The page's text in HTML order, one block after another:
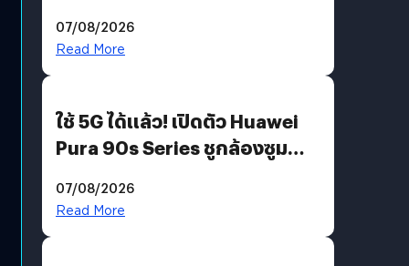
บริโภคและ B2B
07/08/2026
Read More
ใช้ 5G ได้แล้ว! เปิดตัว Huawei
Pura 90s Series ชูกล้องซูม
07/08/2026
Read More